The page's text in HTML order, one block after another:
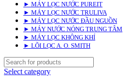
► MÁY LỌC NƯỚC PUREIT
► MÁY LỌC NƯỚC TRULIVA
► MÁY LỌC NƯỚC ĐẦU NGUỒN
► MÁY NƯỚC NÓNG TRUNG TÂM
► MÁY LỌC KHÔNG KHÍ
► LÕI LỌC A. O. SMITH
Select category